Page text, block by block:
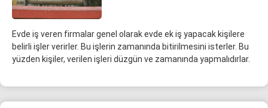
Evde iş veren firmalar genel olarak evde ek iş yapacak kişilere
belirli işler verirler. Bu işlerin zamanında bitirilmesini isterler. Bu
yüzden kişiler, verilen işleri düzgün ve zamanında yapmalıdırlar.